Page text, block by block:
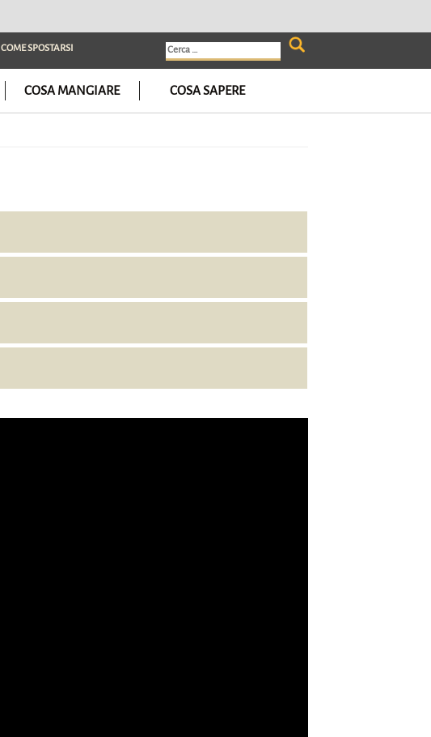
COME SPOSTARSI
Ricerca
per:
COSA MANGIARE COSA SAPERE